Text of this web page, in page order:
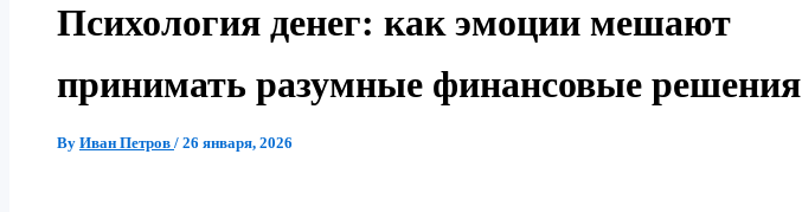
Психология денег: как эмоции мешают
принимать разумные финансовые решения
By Иван Петров / 26 января, 2026